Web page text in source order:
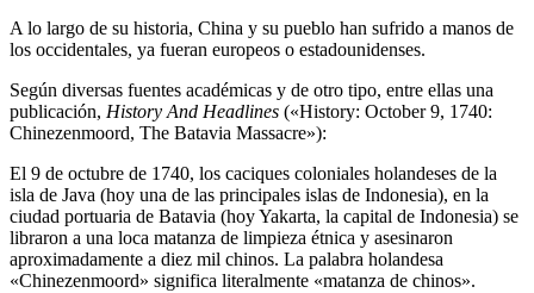
A lo largo de su historia, China y su pueblo han sufrido a manos de
los occidentales, ya fueran europeos o estadounidenses.
Según diversas fuentes académicas y de otro tipo, entre ellas una
publicación, History And Headlines («History: October 9, 1740:
Chinezenmoord, The Batavia Massacre»):
El 9 de octubre de 1740, los caciques coloniales holandeses de la
isla de Java (hoy una de las principales islas de Indonesia), en la
ciudad portuaria de Batavia (hoy Yakarta, la capital de Indonesia) se
libraron a una loca matanza de limpieza étnica y asesinaron
aproximadamente a diez mil chinos. La palabra holandesa
«Chinezenmoord» significa literalmente «matanza de chinos».